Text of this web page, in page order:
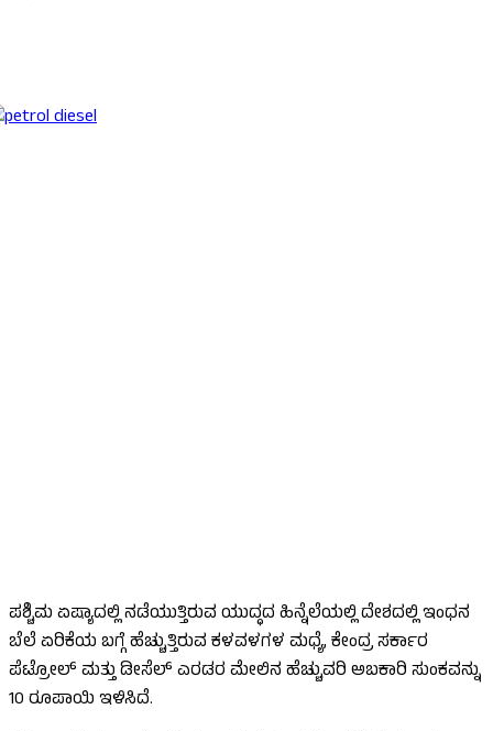
ಪಶ್ಚಿಮ ಏಷ್ಯಾದಲ್ಲಿ ನಡೆಯುತ್ತಿರುವ ಯುದ್ಧದ ಹಿನ್ನೆಲೆಯಲ್ಲಿ ದೇಶದಲ್ಲಿ ಇಂಧನ
ಬೆಲೆ ಏರಿಕೆಯ ಬಗ್ಗೆ ಹೆಚ್ಚುತ್ತಿರುವ ಕಳವಳಗಳ ಮಧ್ಯೆ, ಕೇಂದ್ರ ಸರ್ಕಾರ
ಪೆಟ್ರೋಲ್ ಮತ್ತು ಡೀಸೆಲ್ ಎರಡರ ಮೇಲಿನ ಹೆಚ್ಚುವರಿ ಅಬಕಾರಿ ಸುಂಕವನ್ನು
10 ರೂಪಾಯಿ ಇಳಿಸಿದೆ.